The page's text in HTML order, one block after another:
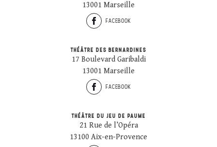
13001 Marseille
FACEBOOK
THÉÂTRE DES BERNARDINES
17 Boulevard Garibaldi
13001 Marseille
FACEBOOK
THÉÂTRE DU JEU DE PAUME
21 Rue de l’Opéra
13100 Aix-en-Provence